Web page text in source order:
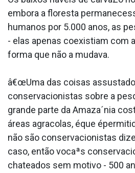
embora a floresta
humanos por 5.000 anos, as
- elas apenas coexistiam com
forma que não a mudava.
â€œUma das coisas
conservacionistas sobre a
grande parte da Amaza´nia
áreas agra­colas, éque
não são conservacionistas
caso, então vocaªs
chateados sem motivo - 500